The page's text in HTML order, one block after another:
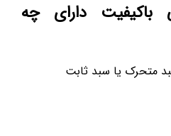
باکیفیت دارای چه
متحرک یا سبد ثابت